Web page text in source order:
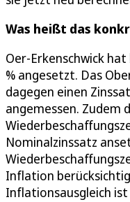
Was heißt das
Oer-Erkenschwick
% angesetzt. Das
dagegen einen
angemessen. Zudem
Nominalzinssatz
Inflation
Inflationsausgleich